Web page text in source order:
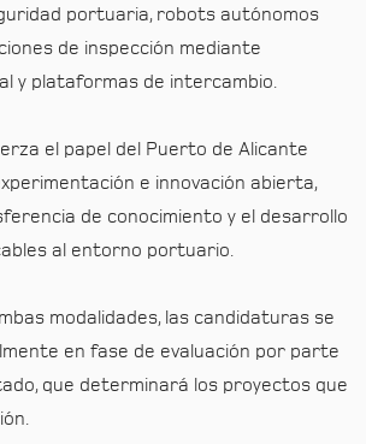
portuaria, robots autónomos
de inspección mediante
y plataformas de intercambio.
el papel del Puerto de Alicante
e innovación abierta,
de conocimiento y el desarrollo
al entorno portuario.
modalidades, las candidaturas se
en fase de evaluación por parte
que determinará los proyectos que